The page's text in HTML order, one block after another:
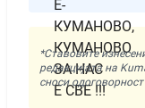
*Ставовите
редакцијата на
сноси